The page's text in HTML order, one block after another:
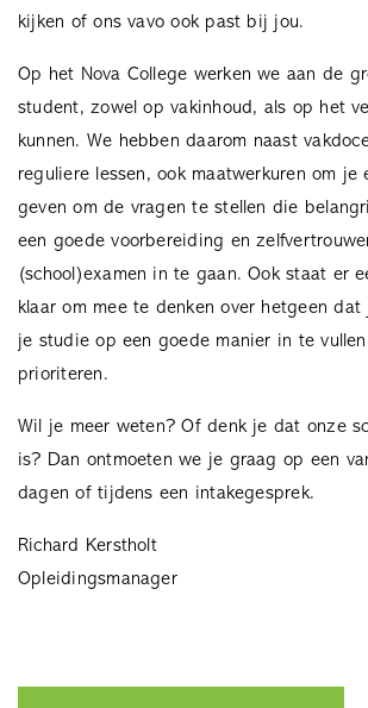
kijken of ons vavo ook past bij jou.
Op het Nova College werken we aan de
student, zowel op vakinhoud, als op het
kunnen. We hebben daarom naast
reguliere lessen, ook maatwerkuren om
geven om de vragen te stellen die
een goede voorbereiding en
(school)examen in te gaan. Ook staat er
klaar om mee te denken over hetgeen
je studie op een goede manier in te
prioriteren.
Wil je meer weten? Of denk je dat onze
is? Dan ontmoeten we je graag op een
dagen of tijdens een intakegesprek.
Richard Kerstholt
Opleidingsmanager